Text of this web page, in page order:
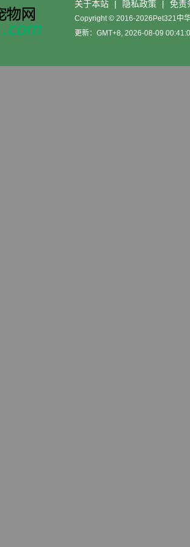
关于本站 | 隐私政策 | 免责
Copyright © 2016-2026Pet321中
更新：GMT+8, 2026-08-09